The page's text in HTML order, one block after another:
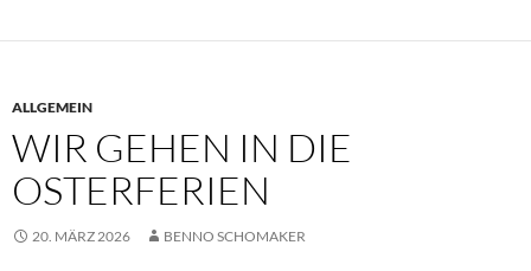
ALLGEMEIN
WIR GEHEN IN DIE
OSTERFERIEN
20. MÄRZ 2026 BENNO SCHOMAKER